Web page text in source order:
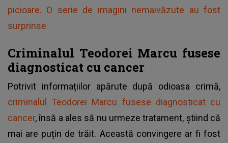
picioare. O serie de imagini nemaivăzute au fost
surprinse
Criminalul Teodorei Marcu fusese
diagnosticat cu cancer
Potrivit informațiilor apărute după odioasa crimă,
criminalul Teodorei Marcu fusese diagnosticat cu
cancer, însă a ales să nu urmeze tratament, știind că
mai are puțin de trăit. Această convingere ar fi fost